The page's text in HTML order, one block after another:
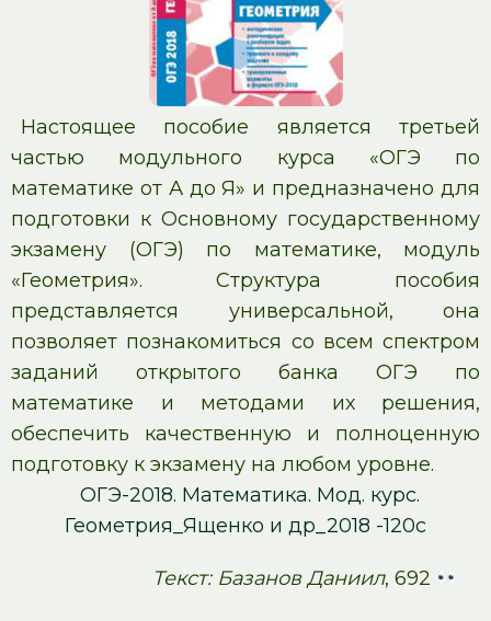
Настоящее пособие является третьей
частью модульного курса «ОГЭ по
математике от А до Я» и предназначено для
подготовки к Основному государственному
экзамену (ОГЭ) по математике, модуль
«Геометрия». Структура пособия
представляется универсальной, она
позволяет познакомиться со всем спектром
заданий открытого банка ОГЭ по
математике и методами их решения,
обеспечить качественную и полноценную
подготовку к экзамену на любом уровне.
ОГЭ-2018. Математика. Мод. курс.
Геометрия_Ященко и др_2018 -120с
Текст: Базанов Даниил, 692